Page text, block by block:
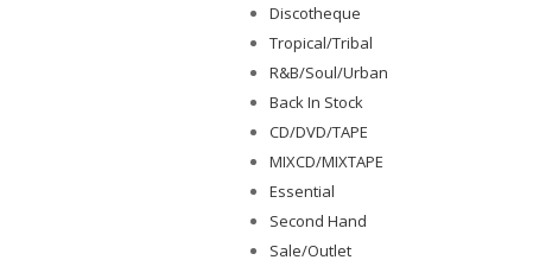
Discotheque
Tropical/Tribal
R&B/Soul/Urban
Back In Stock
CD/DVD/TAPE
MIXCD/MIXTAPE
Essential
Second Hand
Sale/Outlet